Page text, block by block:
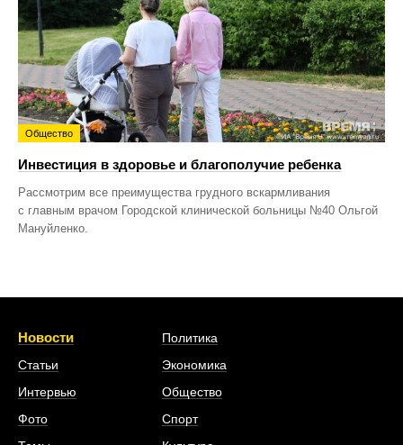
Общество
Инвестиция в здоровье и благополучие ребенка
Рассмотрим все преимущества грудного вскармливания
с главным врачом Городской клинической больницы №40 Ольгой
Мануйленко.
Новости
Статьи
Интервью
Фото
Политика
Экономика
Общество
Спорт